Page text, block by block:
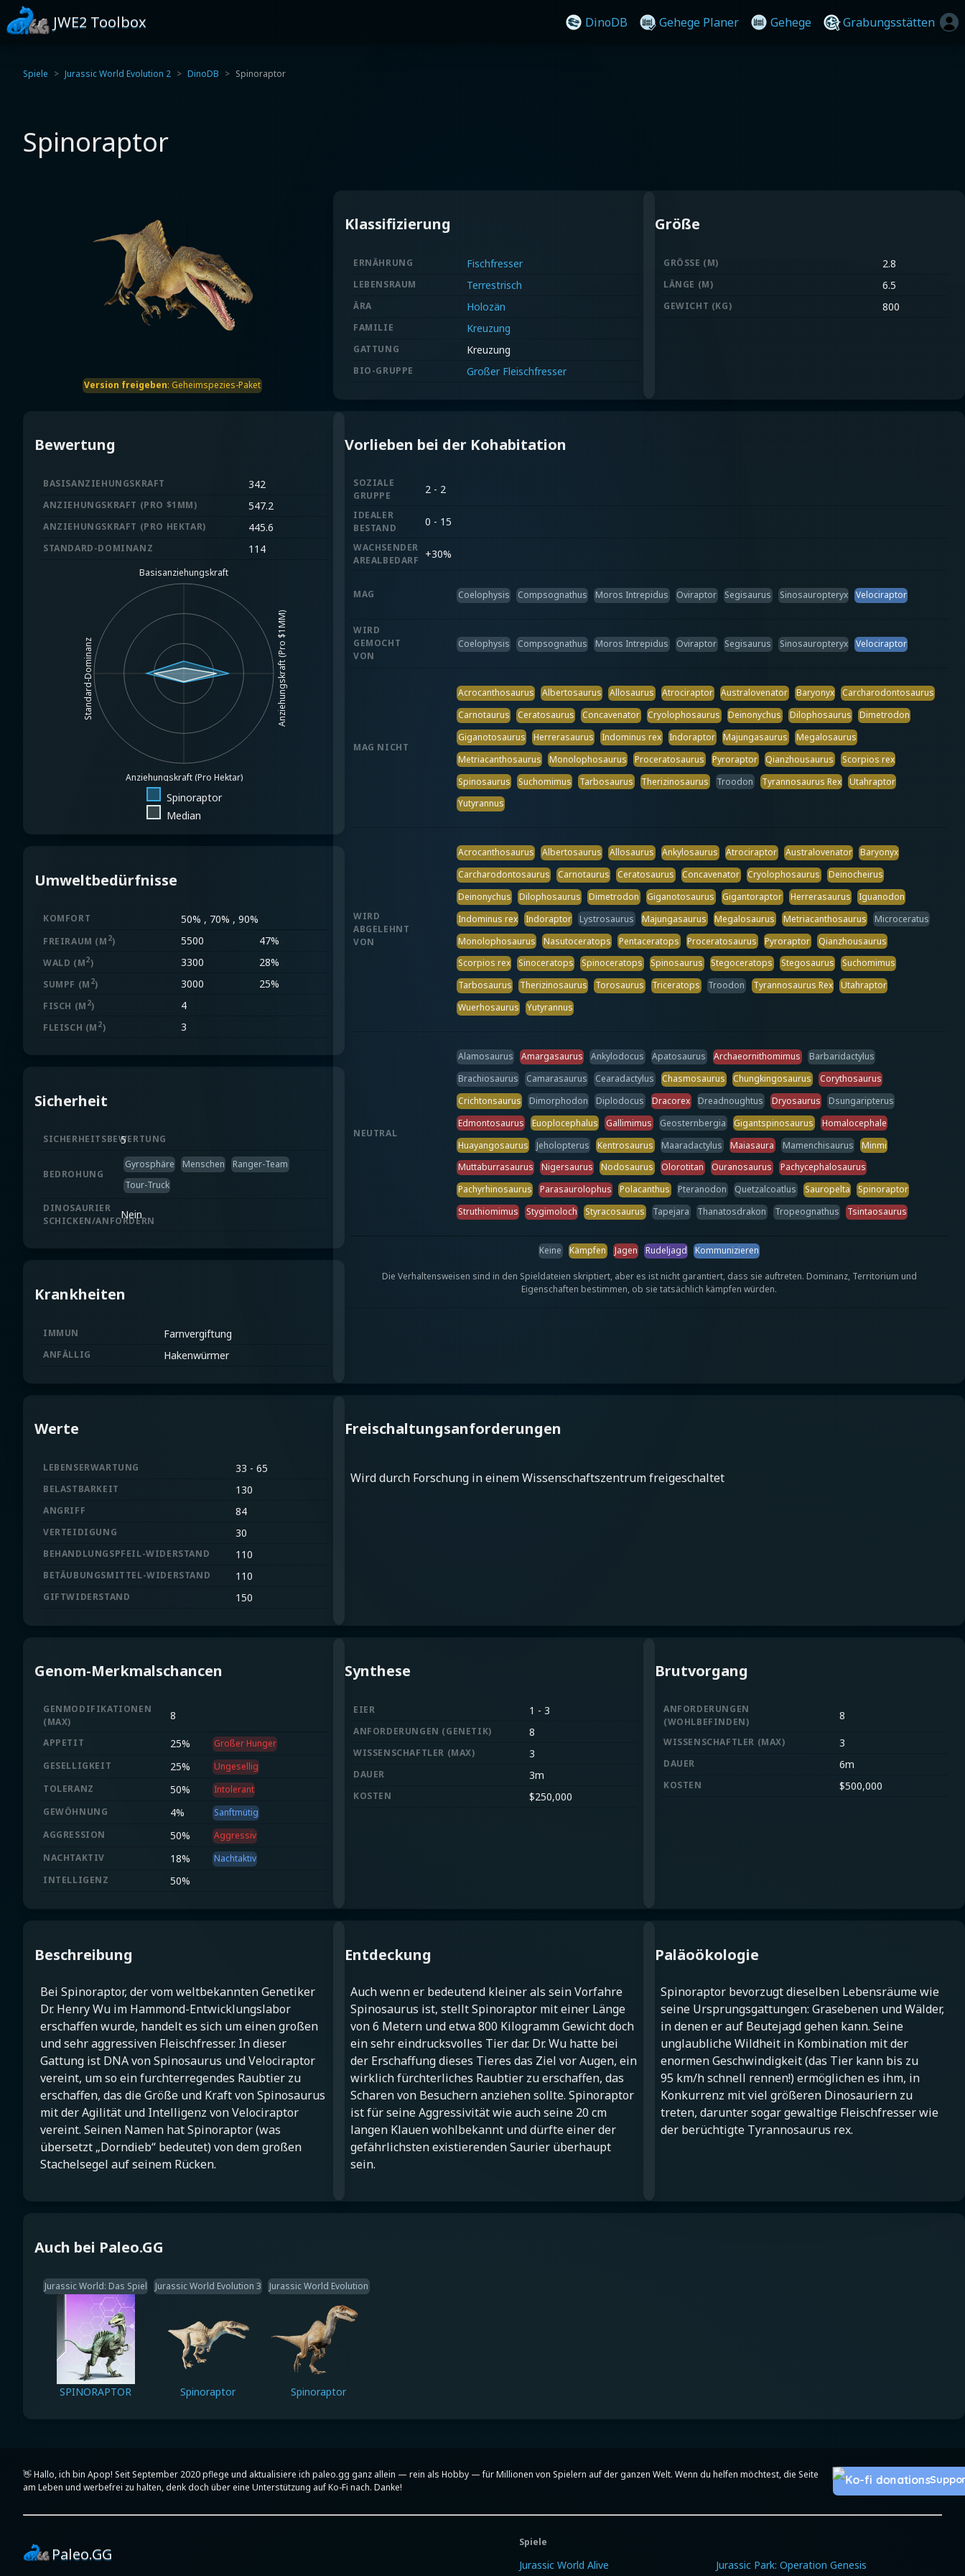
JWE2 Toolbox DinoDB Gehege Planer Gehege Grabungsstätten
Spiele Jurassic World Evolution 2 DinoDB Spinoraptor
Spinoraptor
Version freigeben: Geheimspezies-Paket
Klassifizierung
ERNÄHRUNG Fischfresser
LEBENSRAUM Terrestrisch
ÄRA Holozän
FAMILIE Kreuzung
GATTUNG Kreuzung
BIO-GRUPPE Großer Fleischfresser
Größe
GRÖSSE (M) 2.8
LÄNGE (M) 6.5
GEWICHT (KG) 800
Bewertung
BASISANZIEHUNGSKRAFT 342
ANZIEHUNGSKRAFT (PRO $1MM) 547.2
ANZIEHUNGSKRAFT (PRO HEKTAR) 445.6
STANDARD-DOMINANZ 114
Basisanziehungskraft
Anziehungskraft (Pro $1MM)
Anziehungskraft (Pro Hektar)
Standard-Dominanz
Spinoraptor
Median
Werte
LEBENSERWARTUNG 33 - 65
BELASTBARKEIT 130
ANGRIFF 84
VERTEIDIGUNG 30
BEHANDLUNGSPFEIL-WIDERSTAND 110
BETÄUBUNGSMITTEL-WIDERSTAND 110
GIFTWIDERSTAND 150
Sicherheit
SICHERHEITSBEWERTUNG
5
BEDROHUNG
Gyrosphäre Menschen
Ranger-Team
Tour-Truck
DINOSAURIER
SCHICKEN/ANFORDERN
Nein
Umweltbedürfnisse
KOMFORT 50% , 70% , 90%
FREIRAUM (M 2) 5500 47%
WALD (M2) 3300 28%
SUMPF (M 2) 3000 25%
FISCH (M 2) 4
FLEISCH (M 2) 3
Vorlieben bei der Kohabitation
SOZIALE
GRUPPE
2 - 2
IDEALER
BESTAND
0 - 15
WACHSENDER
AREALBEDARF
+30%
MAG Coelophysis Compsognathus Moros Intrepidus Oviraptor Segisaurus Sinosauropteryx Velociraptor
WIRD
GEMOCHT
VON
Coelophysis Compsognathus Moros Intrepidus Oviraptor Segisaurus Sinosauropteryx Velociraptor
MAG NICHT
Acrocanthosaurus Albertosaurus Allosaurus Atrociraptor Australovenator Baryonyx
Carcharodontosaurus
Carnotaurus
Ceratosaurus Concavenator Cryolophosaurus Deinonychus Dilophosaurus
Dimetrodon
Giganotosaurus
Herrerasaurus Indominus rex Indoraptor Majungasaurus
Megalosaurus
Metriacanthosaurus
Monolophosaurus Proceratosaurus Pyroraptor Qianzhousaurus
Scorpios rex
Spinosaurus
Suchomimus Tarbosaurus Therizinosaurus Troodon Tyrannosaurus Rex
Utahraptor
Yutyrannus
WIRD
ABGELEHNT
VON
Acrocanthosaurus Albertosaurus Allosaurus Ankylosaurus Atrociraptor Australovenator
Baryonyx
Carcharodontosaurus
Carnotaurus Ceratosaurus Concavenator Cryolophosaurus
Deinocheirus
Deinonychus
Dilophosaurus Dimetrodon Giganotosaurus Gigantoraptor Herrerasaurus
Iguanodon
Indominus rex
Indoraptor Lystrosaurus Majungasaurus Megalosaurus Metriacanthosaurus
Microceratus
Monolophosaurus
Nasutoceratops Pentaceratops Proceratosaurus Pyroraptor
Qianzhousaurus
Scorpios rex
Sinoceratops Spinoceratops Spinosaurus Stegoceratops Stegosaurus
Suchomimus
Tarbosaurus
Therizinosaurus Torosaurus Triceratops Troodon Tyrannosaurus Rex
Utahraptor
Wuerhosaurus
Yutyrannus
NEUTRAL
Alamosaurus Amargasaurus Ankylodocus Apatosaurus Archaeornithomimus
Barbaridactylus
Brachiosaurus
Camarasaurus Cearadactylus Chasmosaurus Chungkingosaurus
Corythosaurus
Crichtonsaurus
Dimorphodon Diplodocus Dracorex Dreadnoughtus Dryosaurus
Dsungaripterus
Edmontosaurus
Euoplocephalus Gallimimus Geosternbergia Gigantspinosaurus
Homalocephale
Huayangosaurus
Jeholopterus Kentrosaurus Maaradactylus Maiasaura Mamenchisaurus
Minmi
Muttaburrasaurus
Nigersaurus Nodosaurus Olorotitan Ouranosaurus
Pachycephalosaurus
Pachyrhinosaurus
Parasaurolophus Polacanthus Pteranodon Quetzalcoatlus Sauropelta
Spinoraptor
Struthiomimus
Stygimoloch Styracosaurus Tapejara Thanatosdrakon Tropeognathus Tsintaosaurus
Keine Kämpfen Jagen Rudeljagd Kommunizieren
Die Verhaltensweisen sind in den Spieldateien skriptiert, aber es ist nicht garantiert, dass sie auftreten. Dominanz, Territorium und
Eigenschaften bestimmen, ob sie tatsächlich kämpfen würden.
Freischaltungsanforderungen
Wird durch Forschung in einem Wissenschaftszentrum freigeschaltet
Synthese
EIER 1 - 3
ANFORDERUNGEN (GENETIK) 8
WISSENSCHAFTLER (MAX) 3
DAUER 3m
KOSTEN $250,000
Brutvorgang
ANFORDERUNGEN
(WOHLBEFINDEN) 8
WISSENSCHAFTLER (MAX) 3
DAUER 6m
KOSTEN $500,000
Genom-Merkmalschancen
GENMODIFIKATIONEN
(MAX) 8
APPETIT 25%
Großer Hunger
GESELLIGKEIT
25%
Ungesellig
TOLERANZ
50%
Intolerant
GEWÖHNUNG
4%
Sanftmütig
AGGRESSION
50%
Aggressiv
NACHTAKTIV
18%
Nachtaktiv
INTELLIGENZ
50%
Krankheiten
IMMUN Farnvergiftung
ANFÄLLIG Hakenwürmer
Beschreibung
Bei Spinoraptor, der vom weltbekannten Genetiker
Dr. Henry Wu im Hammond-Entwicklungslabor
erschaffen wurde, handelt es sich um einen großen
und sehr aggressiven Fleischfresser. In dieser
Gattung ist DNA von Spinosaurus und Velociraptor
vereint, um so ein furchterregendes Raubtier zu
erschaffen, das die Größe und Kraft von Spinosaurus
mit der Agilität und Intelligenz von Velociraptor
vereint. Seinen Namen hat Spinoraptor (was
übersetzt „Dorndieb“ bedeutet) von dem großen
Stachelsegel auf seinem Rücken.
Entdeckung
Auch wenn er bedeutend kleiner als sein Vorfahre
Spinosaurus ist, stellt Spinoraptor mit einer Länge
von 6 Metern und etwa 800 Kilogramm Gewicht doch
ein sehr eindrucksvolles Tier dar. Dr. Wu hatte bei
der Erschaffung dieses Tieres das Ziel vor Augen, ein
wirklich fürchterliches Raubtier zu erschaffen, das
Scharen von Besuchern anziehen sollte. Spinoraptor
ist für seine Aggressivität wie auch seine 20 cm
langen Klauen wohlbekannt und dürfte einer der
gefährlichsten existierenden Saurier überhaupt
sein.
Paläoökologie
Spinoraptor bevorzugt dieselben Lebensräume wie
seine Ursprungsgattungen: Grasebenen und Wälder,
in denen er auf Beutejagd gehen kann. Seine
unglaubliche Wildheit in Kombination mit der
enormen Geschwindigkeit (das Tier kann bis zu
95 km/h schnell rennen!) ermöglichen es ihm, in
Konkurrenz mit viel größeren Dinosauriern zu
treten, darunter sogar gewaltige Fleischfresser wie
der berüchtigte Tyrannosaurus rex.
Auch bei Paleo.GG
Jurassic World: Das Spiel
SPINORAPTOR
Jurassic World Evolution 3
Spinoraptor
Jurassic World Evolution
Spinoraptor
👋 Hallo, ich bin Apop! Seit September 2020 pflege und aktualisiere ich paleo.gg ganz allein — rein als Hobby — für Millionen von Spielern auf der ganzen Welt. Wenn du helfen möchtest, die Seite
am Leben und werbefrei zu halten, denk doch über eine Unterstützung auf Ko-Fi nach. Danke!
Paleo.GG
Spiele
Jurassic World Alive
Jurassic Park: Operation Genesis